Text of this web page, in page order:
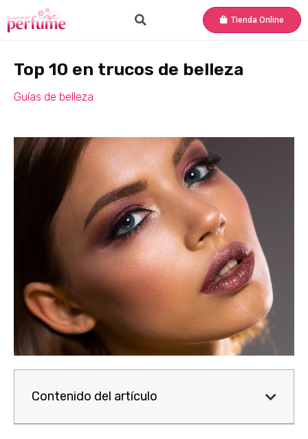
Tienda Online
Top 10 en trucos de belleza
Guías de belleza
Contenido del artículo